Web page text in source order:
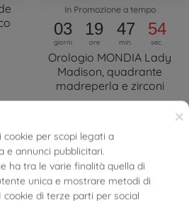
In Promozione a tempo
03
giorni
19
ore
47
min.
53
sec.
Orologio MONDIA Lady
Madison, quadrante
madreperla e zirconi
×
cookie per scopi legati a
e annunci pubblicitari.
ha tra le varie finalità quella di
unica e mostrare metodi di
di terze parti per social